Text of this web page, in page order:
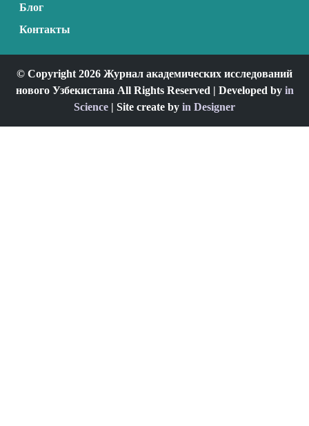
Блог
Контакты
© Copyright 2026 Журнал академических исследований
нового Узбекистана All Rights Reserved | Developed by in
Science | Site create by in Designer